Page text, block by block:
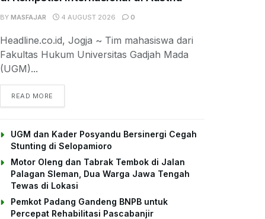
BY MASFAJAR 4 AUGUST 2026 0
Headline.co.id, Jogja ~ Tim mahasiswa dari
Fakultas Hukum Universitas Gadjah Mada
(UGM)...
READ MORE
UGM dan Kader Posyandu Bersinergi Cegah
Stunting di Selopamioro
Motor Oleng dan Tabrak Tembok di Jalan
Palagan Sleman, Dua Warga Jawa Tengah
Tewas di Lokasi
Pemkot Padang Gandeng BNPB untuk
Percepat Rehabilitasi Pascabanjir